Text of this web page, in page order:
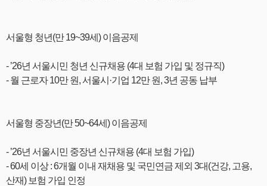
서울형 청년(만 19~39세) 이음공제
- ’26년 서울시민 청년 신규채용 (4대 보험 가입 및 정규직)
- 월 근로자 10만 원, 서울시·기업 12만 원, 3년 공동 납부
서울형 중장년(만 50~64세) 이음공제
- ’26년 서울시민 중장년 신규채용 (4대 보험 가입)
- 60세 이상 : 6개월 이내 재채용 및 국민연금 제외 3대(건강, 고용,
산재) 보험 가입 인정